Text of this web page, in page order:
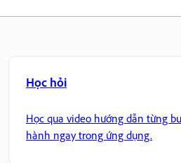
Học hỏi
Học qua video hướng dẫn từng
hành ngay trong ứng dụng.